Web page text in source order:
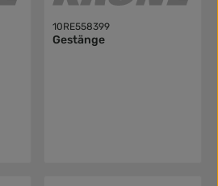
10RE558399
Gestänge